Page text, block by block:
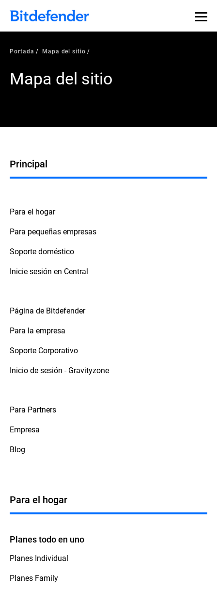
Portada Mapa del sitio
Mapa del sitio
Principal
Para el hogar
Para pequeñas empresas
Soporte doméstico
Inicie sesión en Central
Página de Bitdefender
Para la empresa
Soporte Corporativo
Inicio de sesión - Gravityzone
Para Partners
Empresa
Blog
Para el hogar
Planes todo en uno
Planes Individual
Planes Family